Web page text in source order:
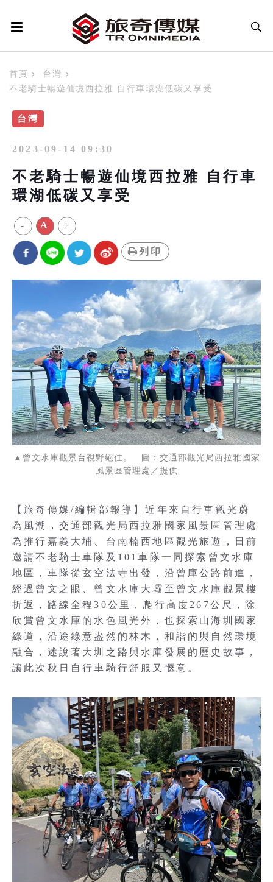
首頁
台灣
不老騎士暢遊仙境西拉雅 自行車環湖低碳又享受
台灣
2023-09-14 09:30
不老騎士暢遊仙境西拉雅 自行車
環湖低碳又享受
- A +
列印
▲曾文水庫觀景台視野絕佳。 圖：交通部觀光局西拉雅國家
風景區管理處／提供
【旅奇傳媒/編輯部報導】近年來自行車觀光蔚
為風潮，交通部觀光局西拉雅國家風景區管理處
為推行嘉義大埔、台南楠西地區觀光旅遊，日前
邀請不老騎士車隊及101車隊一同探索曾文水庫
地區，車隊從玄空法寺出發，沿曾庫公路前進，
經過曾文之眼、曾文水庫大壩至曾文水庫觀景樓
折返，路線全程30公里，爬行高度267公尺，除
欣賞曾文水庫的水色風光外，也探索山海圳國家
綠道，沿途綠意盎然的林木，和諧的與自然環境
融合，述說著大圳之路與水庫發展的歷史故事，
讓此次秋日自行車騎行舒服又愜意。